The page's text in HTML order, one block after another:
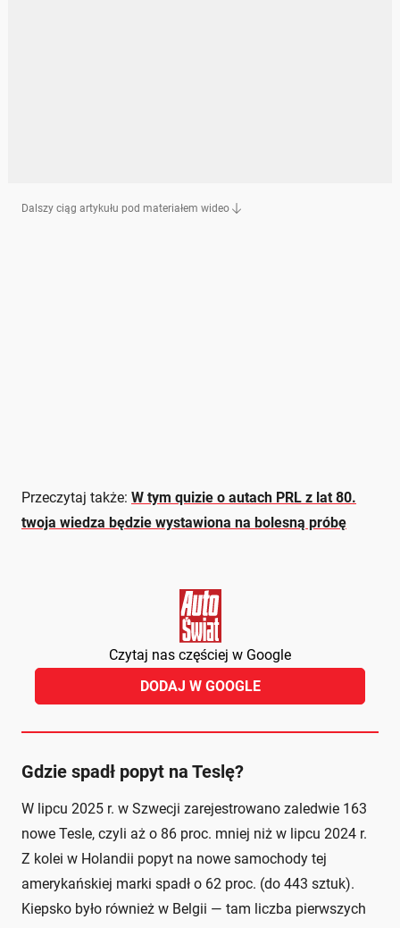
Dalszy ciąg artykułu pod materiałem wideo
Przeczytaj także: W tym quizie o autach PRL z lat 80.
twoja wiedza będzie wystawiona na bolesną próbę
Czytaj nas częściej w Google
DODAJ W GOOGLE
Gdzie spadł popyt na Teslę?
W lipcu 2025 r. w Szwecji zarejestrowano zaledwie 163
nowe Tesle, czyli aż o 86 proc. mniej niż w lipcu 2024 r.
Z kolei w Holandii popyt na nowe samochody tej
amerykańskiej marki spadł o 62 proc. (do 443 sztuk).
Kiepsko było również w Belgii — tam liczba pierwszych